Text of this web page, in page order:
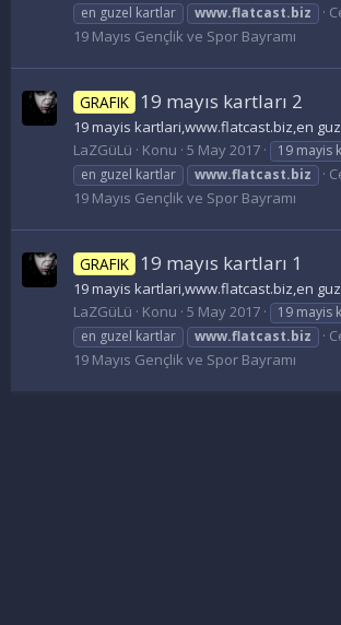
en guzel kartlar
www.flatcast.biz
19 Mayıs Gençlik ve Spor Bayramı
GRAFIK 19 mayıs kartları 2
19 mayis kartlari,www.flatcast.biz,en
LaZGüLü
Konu 5 May 2017
19 mayis
en guzel kartlar
www.flatcast.biz
19 Mayıs Gençlik ve Spor Bayramı
GRAFIK 19 mayıs kartları 1
19 mayis kartlari,www.flatcast.biz,en
LaZGüLü
Konu 5 May 2017
19 mayis
en guzel kartlar
www.flatcast.biz
19 Mayıs Gençlik ve Spor Bayramı